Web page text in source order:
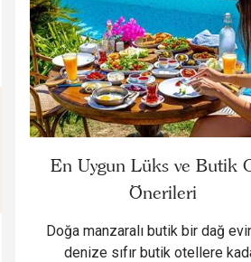
En Uygun Lüks ve Butik
Önerileri
Doğa manzaralı butik bir dağ
denize sıfır butik otellere